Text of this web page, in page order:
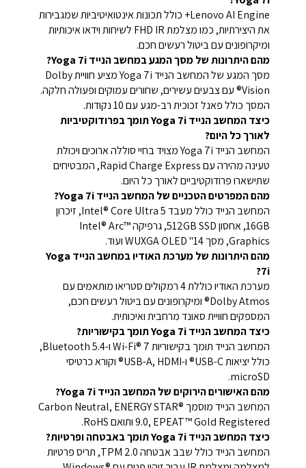
Lenovo AI Engine+ כולל תכונות אינטואיטיביות שמגבירות
את היצירתיות, כמו מצלמת FHD IR לשיחות וידאו איכותיות
ומיקרופונים עם ביטול רעשים חכם.
מהם היתרונות של מסך המגע במחשב הנייד Yoga 7i?
מסך המגע של המחשב הנייד Yoga 7i מציע חוויית Dolby
Vision® עם צבעים עשירים, שחורים עמוקים ופעולה חלקה.
המסך כולל פאנל זכוכית רב-מגע עם 10 נקודות.
כיצד המחשב הנייד Yoga 7i תומך בפרודוקטיביות
לאורך כל היום?
המחשב הנייד Yoga 7i מצויד בחיי סוללה ארוכים ויכולת
טעינה מהירה עם Rapid Charge Express, המבטיחים
שתישארו פרודוקטיביים לאורך כל היום.
מהם המפרטים הטכניים של המחשב הנייד Yoga 7i?
המחשב הנייד כולל מעבד Intel® Core Ultra 5, זיכרון
16GB, אחסון 512GB SSD, גרפיקה Intel® Arc™
Graphics, מסך 14" WUXGA OLED ועוד.
מהם היתרונות של מערכת האודיו במחשב הנייד Yoga
7i?
מערכת האודיו כוללת 4 רמקולים סטריאו מותאמים עם
Dolby Atmos® ומיקרופונים עם ביטול רעשים חכם,
המספקים חוויית סאונד מרחבית ואיכותית.
כיצד המחשב הנייד Yoga 7i תומך בקישוריות?
המחשב הנייד תומך בקישוריות Wi-Fi® 7 ו-Bluetooth 5.4,
כולל יציאות USB-C® ו-USB-A, HDMI® וקורא כרטיסי
microSD.
מהם האישורים הירוקים של המחשב הנייד Yoga 7i?
המחשב הנייד מוסמך Carbon Neutral, ENERGY STAR®
9.0, EPEAT™ Gold Registered ותואם RoHS.
כיצד המחשב הנייד Yoga 7i תומך באבטחה ופרטיות?
המחשב הנייד כולל שבב אבטחה TPM 2.0, תריס פרטיות